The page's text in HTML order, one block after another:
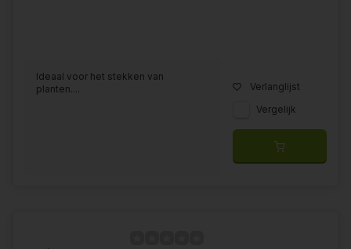
Ideaal voor het stekken van
planten....
Verlanglijst
Vergelijk